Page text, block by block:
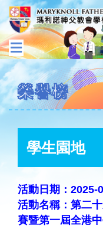
榮譽榜
學生園地
活動日期：2025-
活動名稱：第二
賽暨第一屆全港